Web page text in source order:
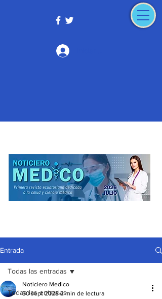
Entrada
Todas las entradas
Todas las entradas
Noticiero Medico
30 sept 2023 2 min de lectura